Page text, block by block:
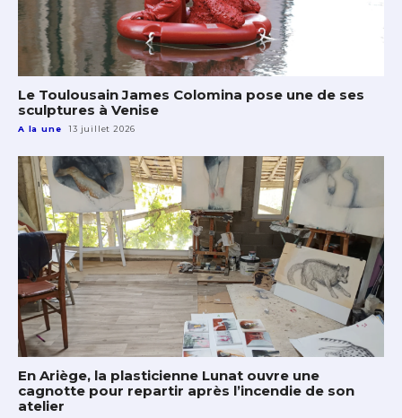
Le Toulousain James Colomina pose une de ses
sculptures à Venise
A la une 13 juillet 2026
En Ariège, la plasticienne Lunat ouvre une
cagnotte pour repartir après l’incendie de son
atelier